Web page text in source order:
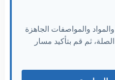
والمواصفات الجاهزة
ثم قم بتأكيد مسار